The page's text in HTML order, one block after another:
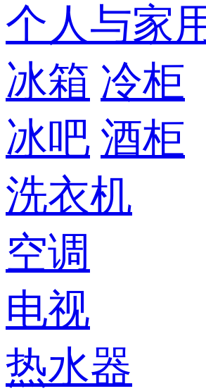
个人与家
冰箱 冷柜
冰吧 酒柜
洗衣机
空调
电视
热水器